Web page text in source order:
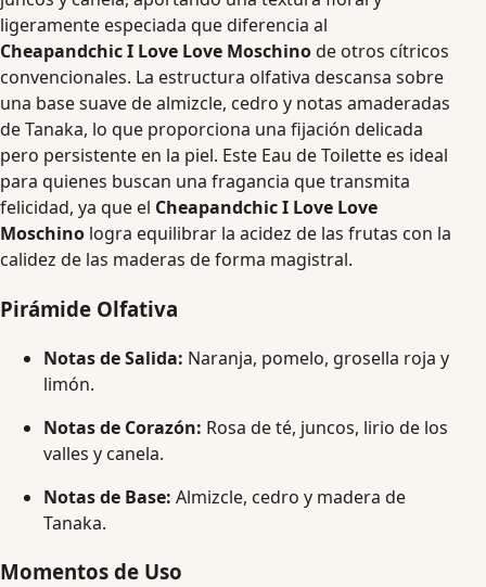
ligeramente especiada que diferencia al
Cheapandchic I Love Love Moschinode otros cítricos
convencionales. La estructura olfativa descansa sobre
una base suave de almizcle, cedro y notas amaderadas
de Tanaka, lo que proporciona una fijación delicada
pero persistente en la piel. Este Eau de Toilette es ideal
para quienes buscan una fragancia que transmita
felicidad, ya que el Cheapandchic I Love Love
Moschino logra equilibrar la acidez de las frutas con la
calidez de las maderas de forma magistral.
Pirámide Olfativa
Notas de Salida: Naranja, pomelo, grosella roja y
limón.
Notas de Corazón: Rosa de té, juncos, lirio de los
valles y canela.
Notas de Base: Almizcle, cedro y madera de
Tanaka.
Momentos de Uso